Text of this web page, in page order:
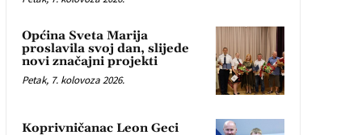
Općina Sveta Marija
proslavila svoj dan, slijede
novi značajni projekti
Petak, 7. kolovoza 2026.
Koprivničanac Leon Geci